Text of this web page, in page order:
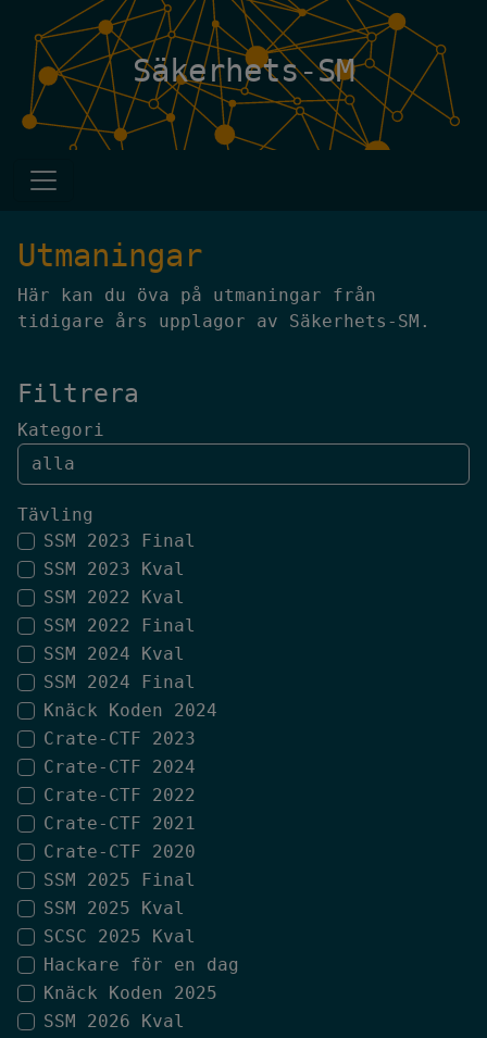
Säkerhets-SM
Utmaningar
Här kan du öva på utmaningar från
tidigare års upplagor av Säkerhets-SM.
Filtrera
Kategori
Tävling
SSM 2023 Final
SSM 2023 Kval
SSM 2022 Kval
SSM 2022 Final
SSM 2024 Kval
SSM 2024 Final
Knäck Koden 2024
Crate-CTF 2023
Crate-CTF 2024
Crate-CTF 2022
Crate-CTF 2021
Crate-CTF 2020
SSM 2025 Final
SSM 2025 Kval
SCSC 2025 Kval
Hackare för en dag
Knäck Koden 2025
SSM 2026 Kval